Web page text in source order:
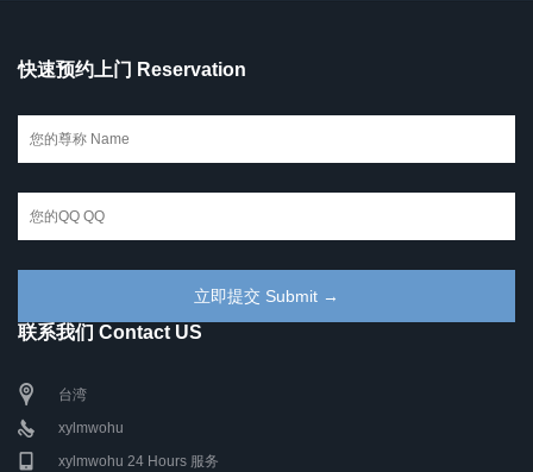
快速预约上门 Reservation
联系我们 Contact US
台湾
xylmwohu
xylmwohu 24 Hours 服务